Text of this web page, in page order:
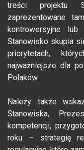
treści projektu
zaprezentowane
kontrowersyjne
Stanowisko skupia
priorytetach,
najważniejsze dla
Polaków.
Należy także
Stanowiska,
kompetencji,
roku – strategię